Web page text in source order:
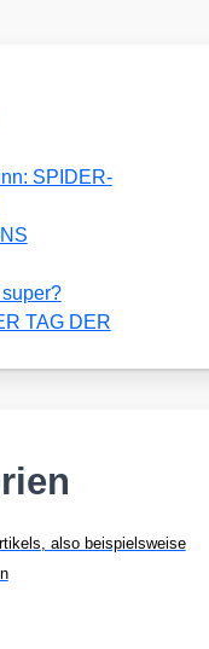
also beispielsweise